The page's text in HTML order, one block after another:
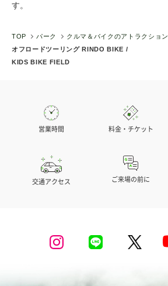
す。
TOP パーク クルマ＆バイクのアトラクション
オフロードツーリング RINDO BIKE /
KIDS BIKE FIELD
営業時間 料金・チケット
交通アクセス ご来場の前に